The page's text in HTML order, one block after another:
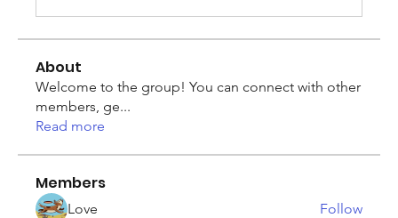
About
Welcome to the group! You can connect with other
members, ge...
Read more
Members
Love Follow